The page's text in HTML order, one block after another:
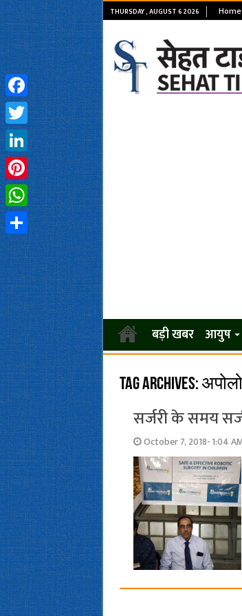
THURSDAY , AUGUST 6 2026 Home
बड़ी खबर आयुष
Tag Archives:
सर्जरी के समय
October 7, 2018- 1:04
Facebook
Twitter
LinkedIn
Pinterest
WhatsApp
Share